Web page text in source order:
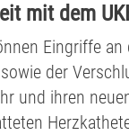
mit dem
Eingriffe
der
und ihren